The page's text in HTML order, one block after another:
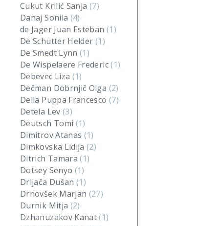
Cukut Krilić Sanja (7)
Danaj Sonila (4)
de Jager Juan Esteban (1)
De Schutter Helder (1)
De Smedt Lynn(1)
De Wispelaere Frederic(1)
Debevec Liza (1)
Dečman Dobrnjič Olga (2)
Della Puppa Francesco (7)
Detela Lev (3)
Deutsch Tomi (1)
Dimitrov Atanas (1)
Dimkovska Lidija(2)
Ditrich Tamara(1)
Dotsey Senyo (1)
Drljača Dušan(1)
Drnovšek Marjan (27)
Durnik Mitja (2)
Dzhanuzakov Kanat(1)